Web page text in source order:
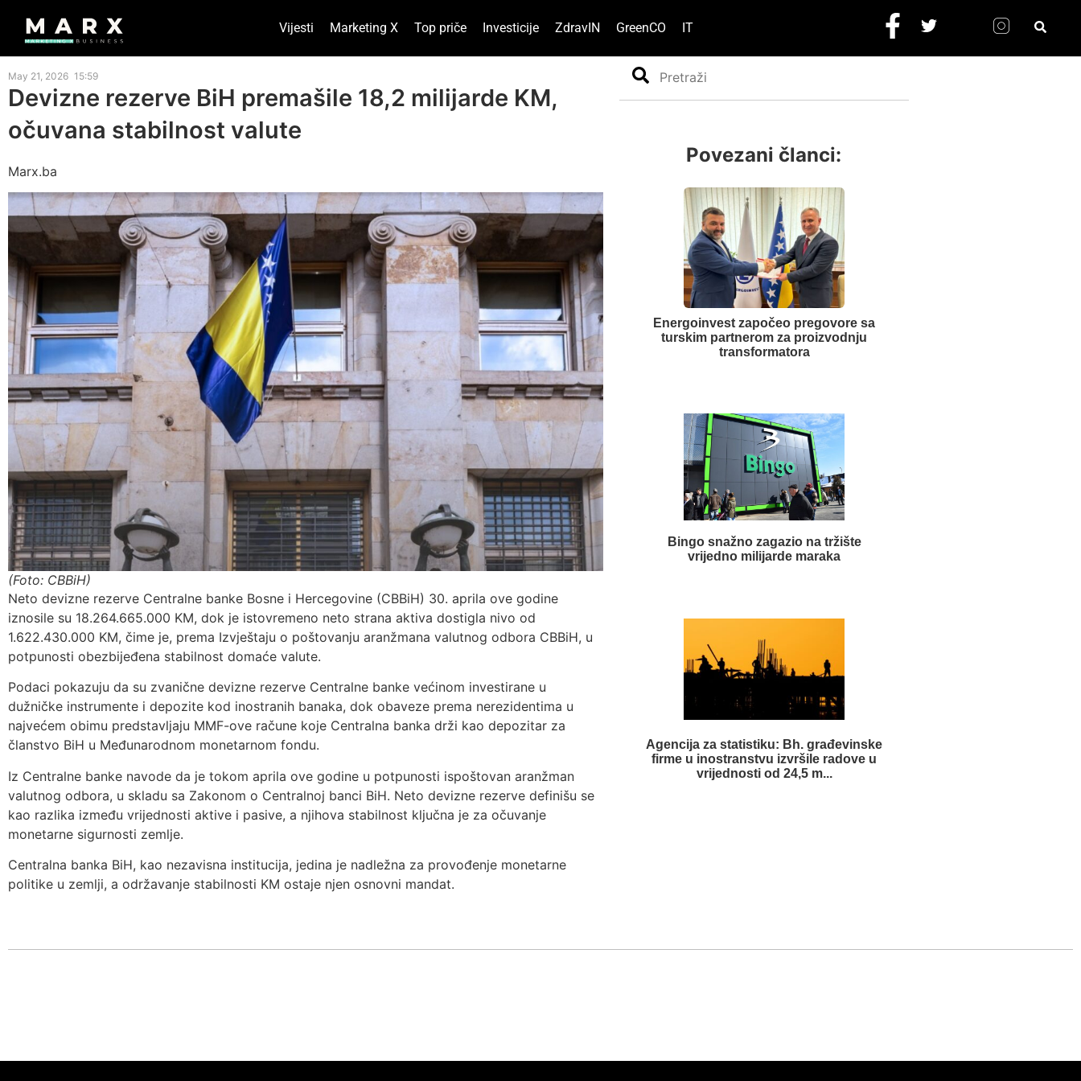
Vijesti Marketing X Top priče Investicije ZdravIN GreenCO IT
May 21, 2026 15:59
Devizne rezerve BiH premašile 18,2 milijarde KM,
očuvana stabilnost valute
Marx.ba
(Foto: CBBiH)
Neto devizne rezerve Centralne banke Bosne i Hercegovine (CBBiH) 30. aprila ove godine
iznosile su 18.264.665.000 KM, dok je istovremeno neto strana aktiva dostigla nivo od
1.622.430.000 KM, čime je, prema Izvještaju o poštovanju aranžmana valutnog odbora CBBiH, u
potpunosti obezbijeđena stabilnost domaće valute.
Podaci pokazuju da su zvanične devizne rezerve Centralne banke većinom investirane u
dužničke instrumente i depozite kod inostranih banaka, dok obaveze prema nerezidentima u
najvećem obimu predstavljaju MMF-ove račune koje Centralna banka drži kao depozitar za
članstvo BiH u Međunarodnom monetarnom fondu.
Iz Centralne banke navode da je tokom aprila ove godine u potpunosti ispoštovan aranžman
valutnog odbora, u skladu sa Zakonom o Centralnoj banci BiH. Neto devizne rezerve definišu se
kao razlika između vrijednosti aktive i pasive, a njihova stabilnost ključna je za očuvanje
monetarne sigurnosti zemlje.
Centralna banka BiH, kao nezavisna institucija, jedina je nadležna za provođenje monetarne
politike u zemlji, a održavanje stabilnosti KM ostaje njen osnovni mandat.
Search
Povezani članci:
Energoinvest započeo pregovore sa
turskim partnerom za proizvodnju
transformatora
Bingo snažno zagazio na tržište
vrijedno milijarde maraka
Agencija za statistiku: Bh. građevinske
firme u inostranstvu izvršile radove u
vrijednosti od 24,5 m...